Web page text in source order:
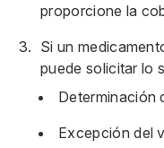
proporcione la
Si un
puede solicitar lo
Determinación
Excepción del